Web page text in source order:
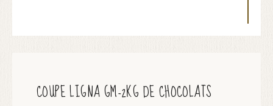
COUPE LIGNA GM-2KG DE CHOCOLATS